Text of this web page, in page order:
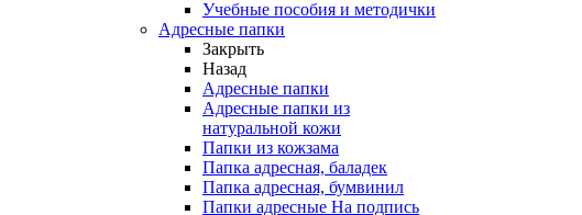
Учебные пособия и методички
Адресные папки
Закрыть
Назад
Адресные папки
Адресные папки из
натуральной кожи
Папки из кожзама
Папка адресная, баладек
Папка адресная, бумвинил
Папки адресные На подпись